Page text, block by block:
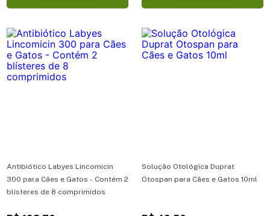
Antibiótico Labyes Lincomicin
300 para Cães e Gatos - Contém 2
blísteres de 8 comprimidos
Solução Otológica Duprat
Otospan para Cães e Gatos 10ml